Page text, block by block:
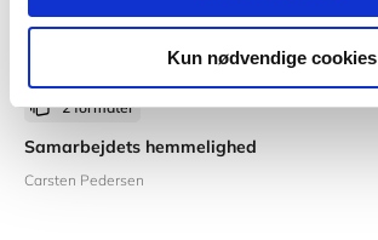
Kun nødvendige cookies
2 formater
Samarbejdets hemmelighed
Carsten Pedersen